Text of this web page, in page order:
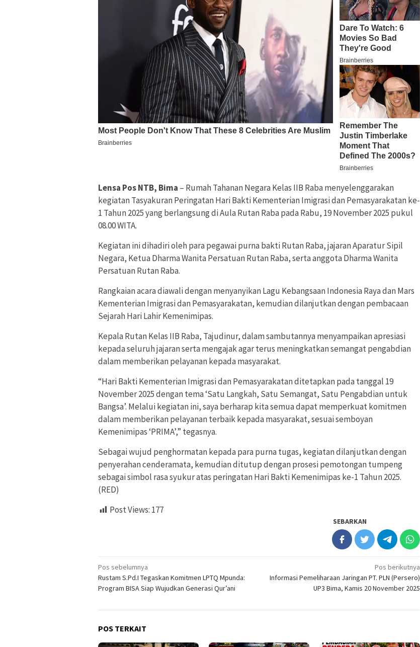
Lensa Pos NTB, Bima – Rumah Tahanan Negara Kelas IIB Raba menyelenggarakan
kegiatan Tasyakuran Peringatan Hari Bakti Kementerian Imigrasi dan Pemasyarakatan ke-
1 Tahun 2025 yang berlangsung di Aula Rutan Raba pada Rabu, 19 November 2025 pukul
08.00 WITA.
Kegiatan ini dihadiri oleh para pegawai purna bakti Rutan Raba, jajaran Aparatur Sipil
Negara, Ketua Dharma Wanita Persatuan Rutan Raba, serta anggota Dharma Wanita
Persatuan Rutan Raba.
Rangkaian acara diawali dengan menyanyikan Lagu Kebangsaan Indonesia Raya dan Mars
Kementerian Imigrasi dan Pemasyarakatan, kemudian dilanjutkan dengan pembacaan
Sejarah Hari Lahir Kemenimipas.
Kepala Rutan Kelas IIB Raba, Tajudinur, dalam sambutannya menyampaikan apresiasi
kepada seluruh jajaran serta mengajak agar terus meningkatkan semangat pengabdian
dalam memberikan pelayanan kepada masyarakat.
“Hari Bakti Kementerian Imigrasi dan Pemasyarakatan ditetapkan pada tanggal 19
November 2025 dengan tema ‘Satu Langkah, Satu Semangat, Satu Pengabdian untuk
Bangsa’. Melalui kegiatan ini, saya berharap kita semua dapat memperkuat komitmen
dalam memberikan pelayanan terbaik kepada masyarakat, sesuai semboyan
Kemenimipas ‘PRIMA’,” tegasnya.
Sebagai wujud penghormatan kepada para purna tugas, kegiatan dilanjutkan dengan
penyerahan cenderamata, kemudian ditutup dengan prosesi pemotongan tumpeng
sebagai simbol rasa syukur atas peringatan Hari Bakti Kemenimipas ke-1 Tahun 2025.
(RED)
Post Views: 177
SEBARKAN
Navigasi
pos
Pos sebelumnya
Rustam S.Pd.I Tegaskan Komitmen LPTQ Mpunda:
Program BISA Siap Wujudkan Generasi Qur’ani
Pos berikutnya
Informasi Pemeliharaan Jaringan PT. PLN (Persero)
UP3 Bima, Kamis 20 November 2025
POS TERKAIT